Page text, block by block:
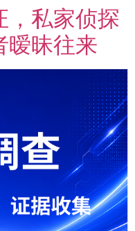
，私家侦探
暧昧往来